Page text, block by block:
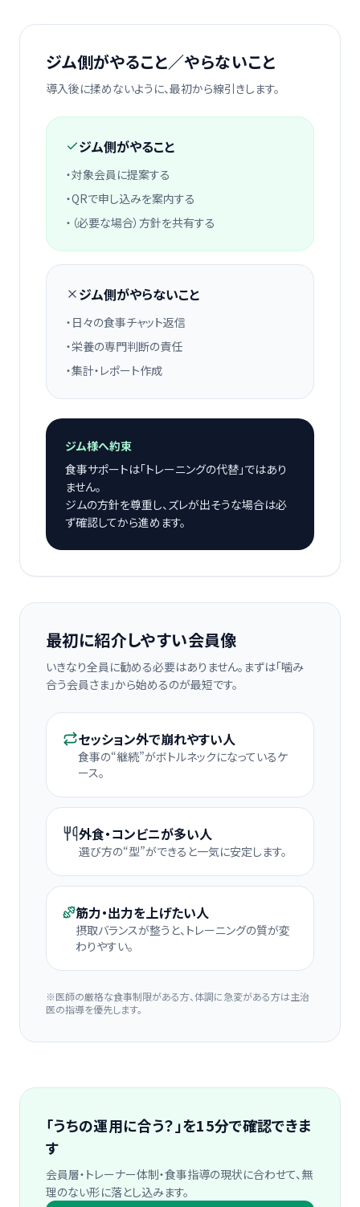
ジム側がやること／やらないこと
導入後に揉めないように、最初から線引きします。
ジム側がやること
・対象会員に提案する
・QRで申し込みを案内する
・（必要な場合）方針を共有する
ジム側がやらないこと
・日々の食事チャット返信
・栄養の専門判断の責任
・集計・レポート作成
ジム様へ約束
食事サポートは「トレーニングの代替」ではあり
ません。
ジムの方針を尊重し、ズレが出そうな場合は必
ず確認してから進めます。
最初に紹介しやすい会員像
いきなり全員に勧める必要はありません。まずは「噛み
合う会員さま」から始めるのが最短です。
セッション外で崩れやすい人
食事の“継続”がボトルネックになっているケ
ース。
外食・コンビニが多い人
選び方の“型”ができると一気に安定します。
筋力・出力を上げたい人
摂取バランスが整うと、トレーニングの質が変
わりやすい。
※医師の厳格な食事制限がある方、体調に急変がある方は主治
医の指導を優先します。
「うちの運用に合う？」を15分で確認できま
す
会員層・トレーナー体制・食事指導の現状に合わせて、無
理のない形に落とし込みます。